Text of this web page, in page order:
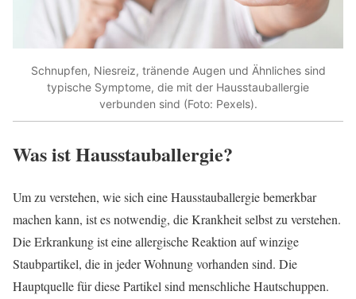
Schnupfen, Niesreiz, tränende Augen und Ähnliches sind
typische Symptome, die mit der Hausstauballergie
verbunden sind (Foto: Pexels).
Was ist Hausstauballergie?
Um zu verstehen, wie sich eine Hausstauballergie bemerkbar
machen kann, ist es notwendig, die Krankheit selbst zu verstehen.
Die Erkrankung ist eine allergische Reaktion auf winzige
Staubpartikel, die in jeder Wohnung vorhanden sind. Die
Hauptquelle für diese Partikel sind menschliche Hautschuppen.